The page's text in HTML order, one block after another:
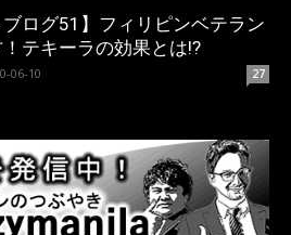
ブログ51】フィリピンベテラン
テキーラの効果とは!?
06-10 27